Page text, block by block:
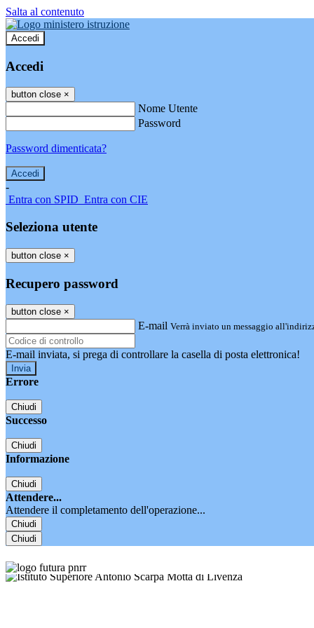
Salta al contenuto
Accedi
Accedi
button close ×
Nome Utente
Password
Password dimenticata?
-
Entra con SPID Entra con CIE
Seleziona utente
button close ×
Recupero password
button close ×
E-mail Verrà inviato un messaggio
E-mail inviata, si prega di controllare la casella di posta elettronica!
Errore
Chiudi
Successo
Chiudi
Informazione
Chiudi
Attendere...
Attendere il completamento dell'operazione...
Chiudi
Chiudi